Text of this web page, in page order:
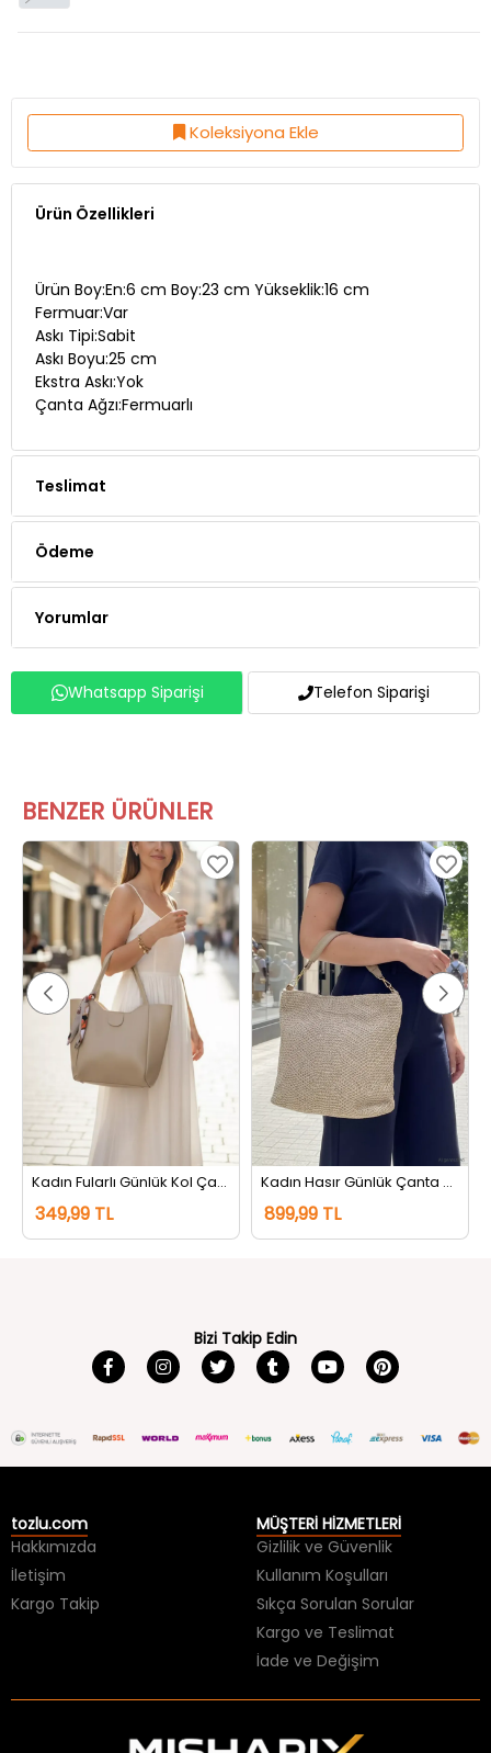
Koleksiyona Ekle
Ürün Özellikleri
Ürün Boy:En:6 cm Boy:23 cm Yükseklik:16 cm
Fermuar:Var
Askı Tipi:Sabit
Askı Boyu:25 cm
Ekstra Askı:Yok
Çanta Ağzı:Fermuarlı
Teslimat
Ödeme
Yorumlar
Whatsapp Siparişi Telefon Siparişi
BENZER ÜRÜNLER
Kadın Fularlı Günlük Kol Çantası Bej
349,99 TL
Kadın Hasır Günlük Çanta Bej
899,99 TL
Bizi Takip Edin
tozlu.com
Hakkımızda
İletişim
Kargo Takip
MÜŞTERİ HİZMETLERİ
Gizlilik ve Güvenlik
Kullanım Koşulları
Sıkça Sorulan Sorular
Kargo ve Teslimat
İade ve Değişim